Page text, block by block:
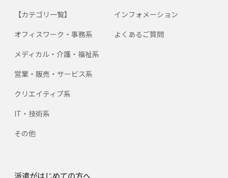
【カテゴリ一覧】
オフィスワーク・事務系
メディカル・介護・福祉系
営業・販売・サービス系
クリエイティブ系
IT・技術系
その他
インフォメーション
よくあるご質問
派遣がはじめての方へ